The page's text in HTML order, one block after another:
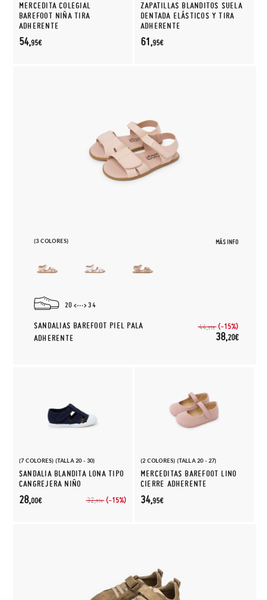
MERCEDITA COLEGIAL
BAREFOOT NIÑA TIRA
ADHERENTE
54,95€
ZAPATILLAS BLANDITOS SUELA
DENTADA ELÁSTICOS Y TIRA
ADHERENTE
61,95€
(3 COLORES) MÁS INFO
20 34
SANDALIAS BAREFOOT PIEL PALA
ADHERENTE
44,95€ (-15%)
38,20€
(7 COLORES) (TALLA 20 - 30)
SANDALIA BLANDITA LONA TIPO
CANGREJERA NIÑO
32,95€ (-15%)
28,00€
(2 COLORES) (TALLA 20 - 27)
MERCEDITAS BAREFOOT LINO
CIERRE ADHERENTE
34,95€